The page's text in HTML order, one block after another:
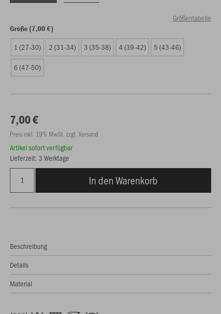
Größentabelle
Größe (7,00 €)
1 (27-30) 2 (31-34) 3 (35-38) 4 (39-42) 5 (43-46)
6 (47-50)
7,00 €
Preis inkl. 19% MwSt. zzgl. Versand
Artikel sofort verfügbar
Lieferzeit: 3 Werktage
In den Warenkorb
Beschreibung
Details
Material